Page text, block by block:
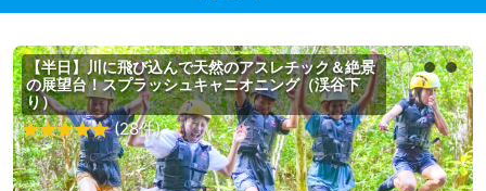
【半日】川に飛び込んで天然のアスレチック＆絶景
の展望台！スプラッシュキャニオニング（渓谷下
り）
(28件)